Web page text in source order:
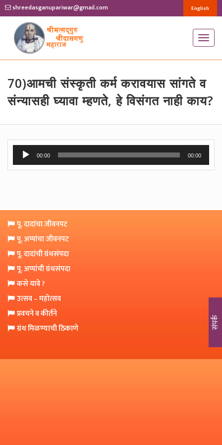
shreedasganupariwar@gmail.com English
T
g
l
e
n
v
i
g
i
70)आमची संस्कृती कर्म करावयास सांगते व
संन्यासही घ्यावा म्हणते, हे विसंगत नाही काय?
Audio
Player
00:00 00:00
पू. दादांचा जीवनपट
पू. अप्पांचा जीवनपट
पू. दादांची ग्रंथसंपदा
पू. अप्पांची ग्रंथसंपदा
कसे यावे ?
उत्सव – महोत्सव
प्रवचने व कीर्तने
ग्रंथ मिळण्याची ठिकाणे
संपर्क